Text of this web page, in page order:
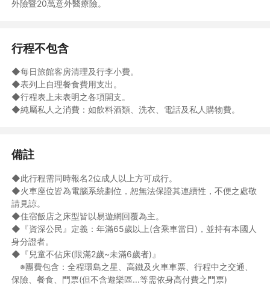
外險暨20萬意外醫療險。
行程不包含
◆每日旅館客房清理及行李小費。
◆表列上自理餐食費用支出。
◆行程表上未表明之各項開支。
◆純屬私人之消費：如飲料酒類、洗衣、電話及私人購物費。
備註
◆此行程需同時報名2位成人以上方可成行。
◆火車座位皆為電腦系統劃位，恕無法保證其連續性，不便之處敬
請見諒。
◆住宿飯店之床型皆以易遊網回覆為主。
◆『資深公民』定義：年滿65歲以上(含乘車當日)，並持有本國人
身分證者。
◆『兒童不佔床(限滿2歲~未滿6歲者)』
※團費包含：全程環島之星、高鐵及火車車票、行程中之交通、
保險、餐食、門票(但不含遊樂區...等需依身高付費之門票)